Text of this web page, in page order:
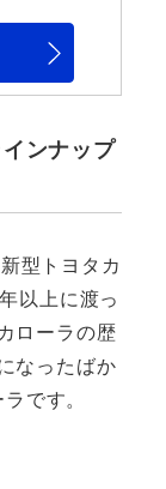
ンナップ
型トヨタカ
以上に渡っ
ローラの歴
なったばか
です。